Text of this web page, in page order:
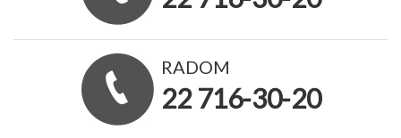
RADOM
22 716-30-20